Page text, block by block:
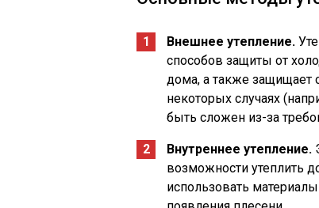
Внешнее утепление.
способов защиты от
дома, а также защищает
некоторых случаях
быть сложен из-за
Внутреннее утепление.
возможности утеплить
использовать